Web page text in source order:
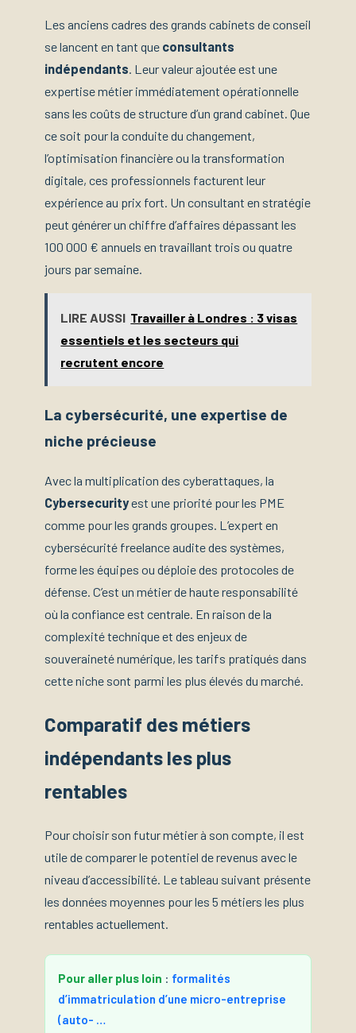
Les anciens cadres des grands cabinets de conseil
se lancent en tant que consultants
indépendants. Leur valeur ajoutée est une
expertise métier immédiatement opérationnelle
sans les coûts de structure d’un grand cabinet. Que
ce soit pour la conduite du changement,
l’optimisation financière ou la transformation
digitale, ces professionnels facturent leur
expérience au prix fort. Un consultant en stratégie
peut générer un chiffre d’affaires dépassant les
100 000 € annuels en travaillant trois ou quatre
jours par semaine.
LIRE AUSSI Travailler à Londres : 3 visas
essentiels et les secteurs qui
recrutent encore
La cybersécurité, une expertise de
niche précieuse
Avec la multiplication des cyberattaques, la
Cybersecurityest une priorité pour les PME
comme pour les grands groupes. L’expert en
cybersécurité freelance audite des systèmes,
forme les équipes ou déploie des protocoles de
défense. C’est un métier de haute responsabilité
où la confiance est centrale. En raison de la
complexité technique et des enjeux de
souveraineté numérique, les tarifs pratiqués dans
cette niche sont parmi les plus élevés du marché.
Comparatif des métiers
indépendants les plus
rentables
Pour choisir son futur métier à son compte, il est
utile de comparer le potentiel de revenus avec le
niveau d’accessibilité. Le tableau suivant présente
les données moyennes pour les 5 métiers les plus
rentables actuellement.
Pour aller plus loin : formalités
d’immatriculation d’une micro-entreprise
(auto- …